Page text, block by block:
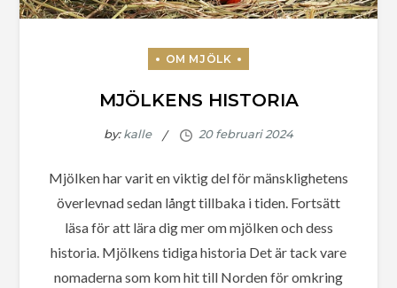
MJÖLKENS HISTORIA
by:kalle
Mjölken har varit en viktig del för mänsklighetens
överlevnad sedan långt tillbaka i tiden. Fortsätt
läsa för att lära dig mer om mjölken och dess
historia. Mjölkens tidiga historia Det är tack vare
nomaderna som kom hit till Norden för omkring